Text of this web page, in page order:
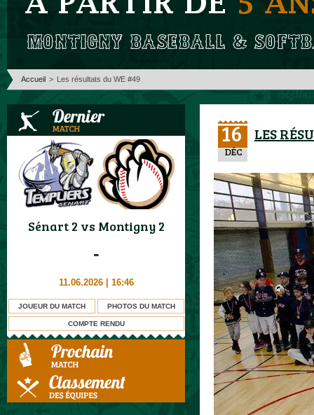
Accueil > Les résultats du WE #49
Sénart 2 vs Montigny 2
-
11.06.2026 | 16:46
JOUEUR DU MATCH PHOTOS DU MATCH
COMPTE RENDU
16
DÉC
LES